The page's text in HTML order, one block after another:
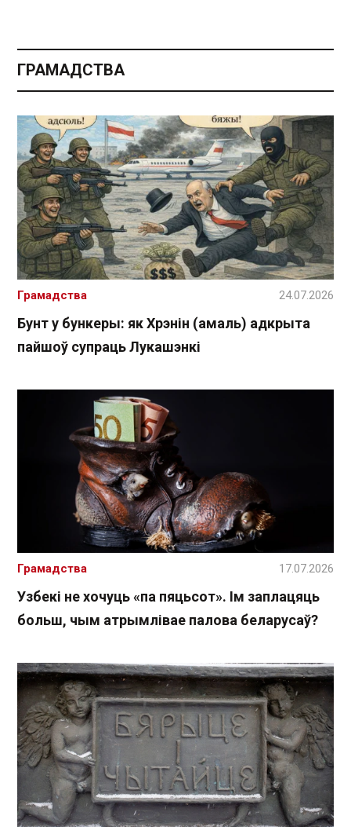
ГРАМАДСТВА
Бунт у бункеры: як Хрэнін (амаль) адкрыта
пайшоў супраць Лукашэнкі
Грамадства 24.07.2026
Узбекі не хочуць «па пяцьсот». Ім заплацяць
больш, чым атрымлівае палова беларусаў?
Грамадства 17.07.2026